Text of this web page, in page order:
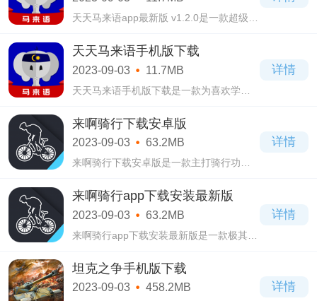
天天马来语app最新版 v1.2.0是一款超级好
来语app最新版 v1.2.0软件当中能够学习到
马来西亚的语言，学起来也不会感觉到枯
燥无味
天天马来语手机版下载
2023-09-03 11.7MB
天天马来语手机版下载是一款为喜欢学习
有着非常齐全的语音功能，还包含了各种
场景的对话，让你可以真实的模拟相关对
话内容
详情
来啊骑行下载安卓版
2023-09-03 63.2MB
来啊骑行下载安卓版是一款主打骑行功能
户可以使用一下这款来啊骑行下载安卓版
软件，为用户提供了强大的功能，都是可
以免费
详情
来啊骑行app下载安装最新版
2023-09-03 63.2MB
来啊骑行app下载安装最新版是一款极其好
安装最新版软件界面设计的十分简洁清
爽，操作起来很简单易上手，一点难度都
没有，这
详情
坦克之争手机版下载
2023-09-03 458.2MB 详情